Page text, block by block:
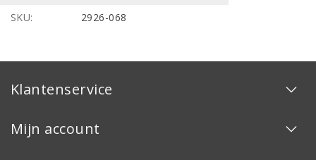
SKU:
2926-068
Klantenservice
Mijn account